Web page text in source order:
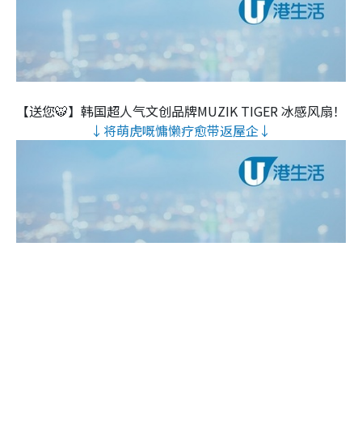
【送您🐯】韩国超人气文创品牌MUZIK TIGER 冰感风扇！
↓将萌虎嘅慵懒疗愈带返屋企↓